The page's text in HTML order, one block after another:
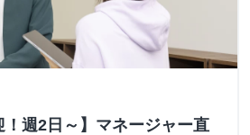
！週2日～】マネージャー直